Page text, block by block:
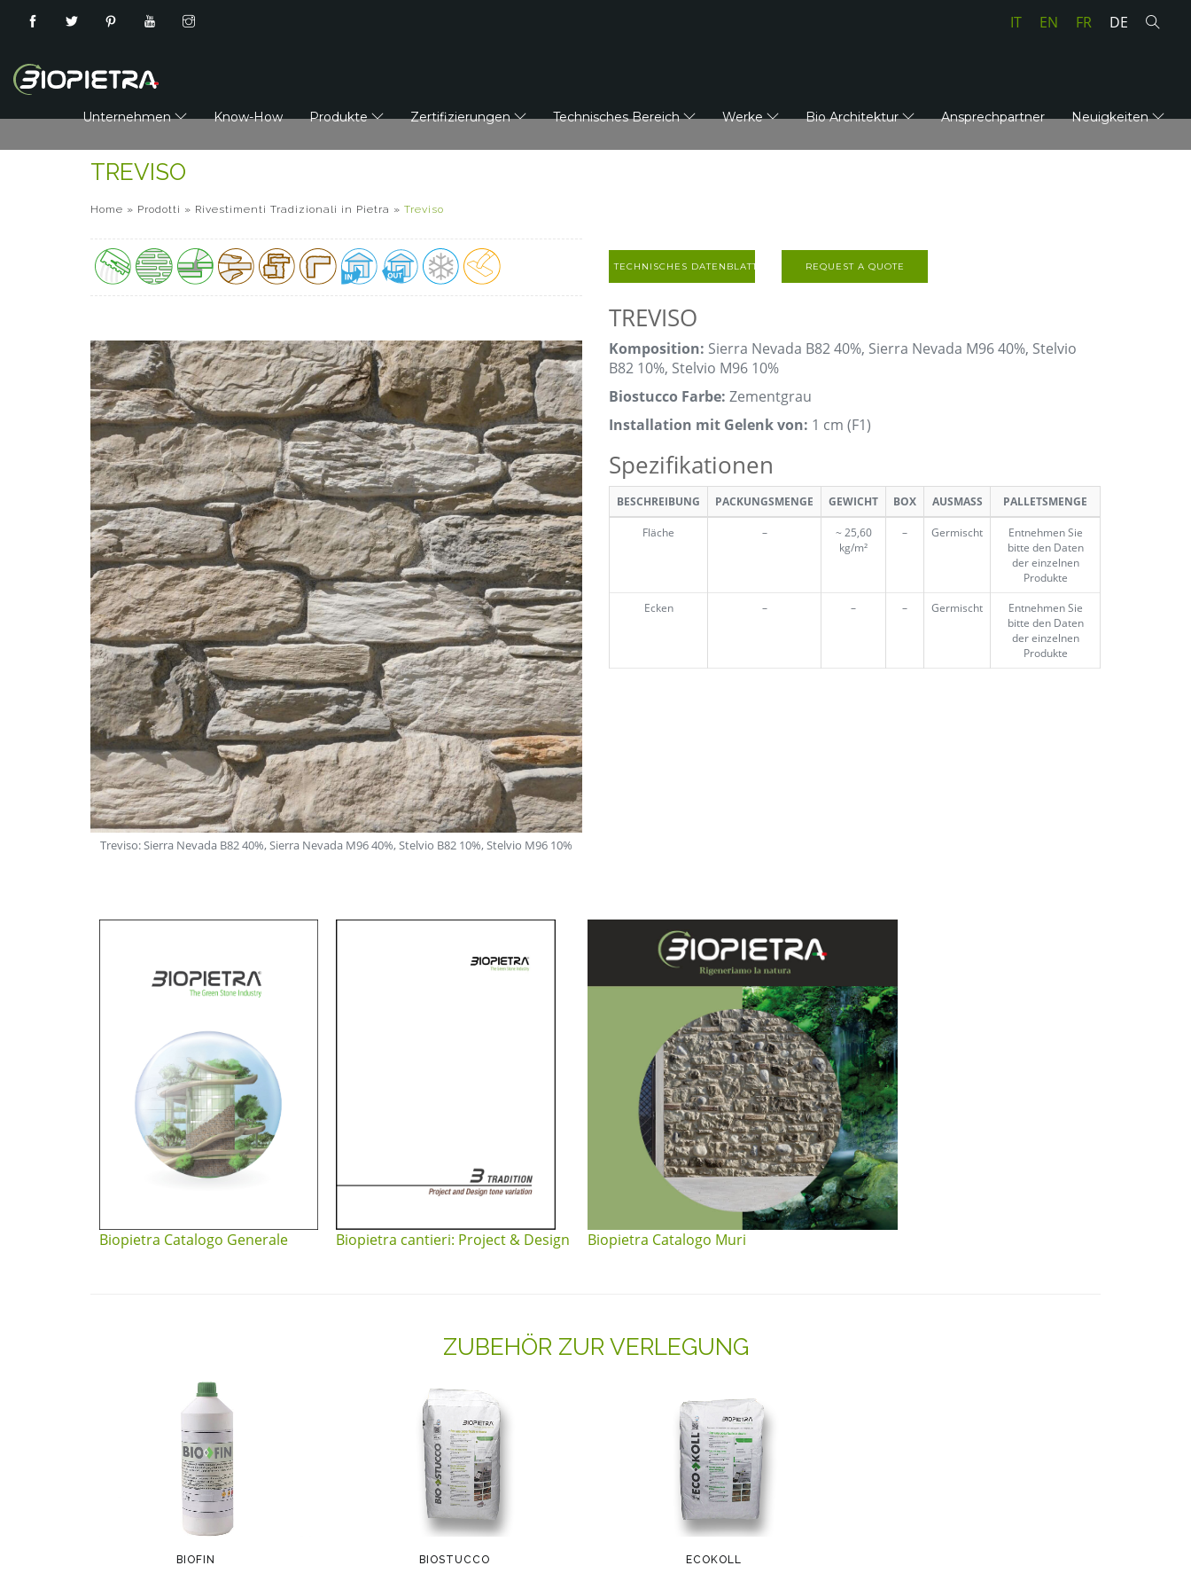
IT EN FR DE
Unternehmen Know-How Produkte Zertifizierungen Technisches Bereich Werke Bio Architektur Ansprechpartner Neuigkeiten
TREVISO
Home » Prodotti » Rivestimenti Tradizionali in Pietra » Treviso
Treviso: Sierra Nevada B82 40%, Sierra Nevada M96 40%, Stelvio B82 10%, Stelvio M96 10%
TECHNISCHES DATENBLATT REQUEST A QUOTE
TREVISO
Komposition: Sierra Nevada B82 40%, Sierra Nevada M96 40%, Stelvio
B82 10%, Stelvio M96 10%
Biostucco Farbe: Zementgrau
Installation mit Gelenk von: 1 cm (F1)
Spezifikationen
BESCHREIBUNG PACKUNGSMENGE GEWICHT BOX AUSMASS PALLETSMENGE
Fläche –
~ 25,60
kg/m²
– Germischt
Entnehmen Sie
bitte den Daten
der einzelnen
Produkte
Ecken
– – – Germischt
Entnehmen Sie
bitte den Daten
der einzelnen
Produkte
Biopietra Catalogo Generale Biopietra cantieri: Project & Design Biopietra Catalogo Muri
ZUBEHÖR ZUR VERLEGUNG
BIOFIN BIOSTUCCO ECOKOLL